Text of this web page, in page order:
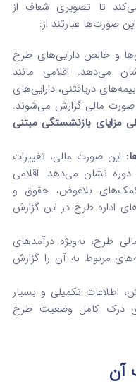
تا تصویری شفاف از
صورت‌ها عبارتند از:
و خالص دارایی‌های طرح
می‌دهد. اقلامی مانند
دریافتنی، دارایی‌های
صورت مالی گزارش می‌شوند.
مزایای بازنشستگی مبتنی
این صورت مالی، تغییرات
نشان می‌دهد. اقلامی
کمک‌های بلاعوض، حقوق و
اداره طرح در این گزارش
طرح، به‌ویژه درآمدهای
مربوط به آن را گزارش
اطلاعات تکمیلی و بسیار
درک کامل وضعیت طرح
آن